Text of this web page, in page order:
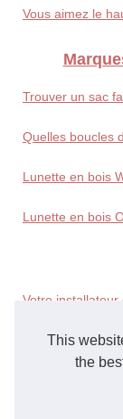
This
the
Vous aimez le
Trouver un sac
Quelles boucles
Lunette en bois
Lunette en bois
Votre installateur
Bois de frêne